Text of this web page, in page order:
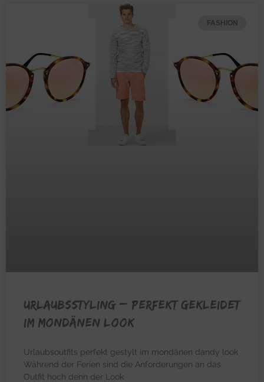
FASHION
URLAUBSSTYLING – Perfekt gekleidet
im mondänen Look
Urlaubsoutfits perfekt gestylt im mondänen dandy look
Während der Ferien sind die Anforderungen an das
Outfit hoch denn der Look